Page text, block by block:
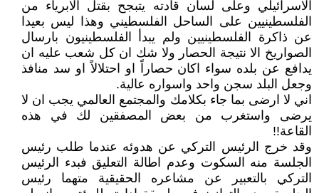
الاسرائيلي وعلى لسان قادته يتبجح بقتل الابرياء من
الفلسطينيين على الساحل الفلسطيني وهذا ليس بعيدا
عن ذاكرة الفلسطينيين ولم يبدأ الفلسطينيون بارسال
الصواريخ الا نتيجة الحصار ولا شك ان كل شعب عليه ان
يدافع عن بلده سواء اكان حصاراً او احتلالاً او سد منافذ
وجعل البلد سجن واحد واسواره عالية.
اني لا ارضى بما جاء بكلامك والمجتمع العالمي يجب ان لا
يرضى واستغرب من بعض المصفقين لك في هذه
القاعة!!
وقد خرج الرئيس التركي عن هدوئه عندما طلب رئيس
الجلسة منه السكوت وعدم اطالة التعليق فبدء الرئيس
التركي بالتعبير عن مشاعره الحقيقية متهما رئيس